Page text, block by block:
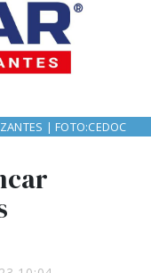
| FOTO:CEDOC